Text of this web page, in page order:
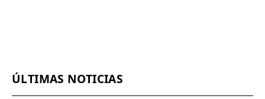
ÚLTIMAS NOTICIAS